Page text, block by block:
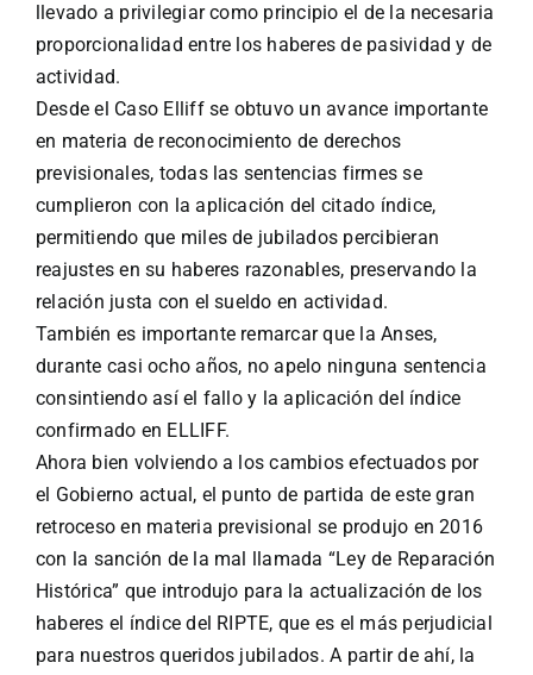
llevado a privilegiar como principio el de la necesaria
proporcionalidad entre los haberes de pasividad y de
actividad.
Desde el Caso Elliff se obtuvo un avance importante
en materia de reconocimiento de derechos
previsionales, todas las sentencias firmes se
cumplieron con la aplicación del citado índice,
permitiendo que miles de jubilados percibieran
reajustes en su haberes razonables, preservando la
relación justa con el sueldo en actividad.
También es importante remarcar que la Anses,
durante casi ocho años, no apelo ninguna sentencia
consintiendo así el fallo y la aplicación del índice
confirmado en ELLIFF.
Ahora bien volviendo a los cambios efectuados por
el Gobierno actual, el punto de partida de este gran
retroceso en materia previsional se produjo en 2016
con la sanción de la mal llamada “Ley de Reparación
Histórica” que introdujo para la actualización de los
haberes el índice del RIPTE, que es el más perjudicial
para nuestros queridos jubilados. A partir de ahí, la